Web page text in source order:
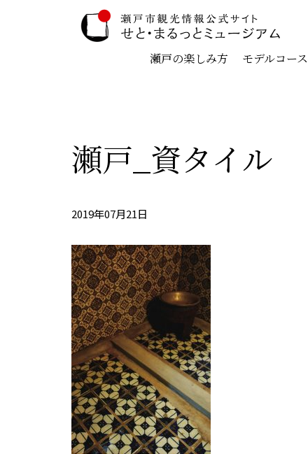
瀬戸の楽しみ方 モデルコース
瀬戸_資タイル
2019年07月21日